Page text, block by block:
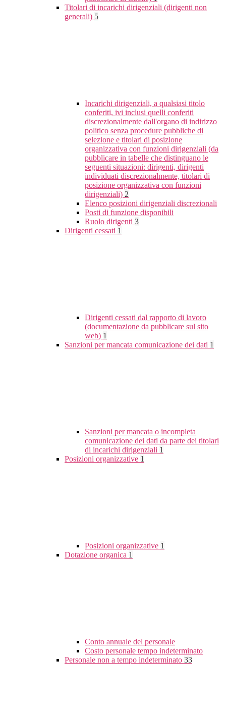
Titolari di incarichi dirigenziali (dirigenti non
generali) 5
Incarichi dirigenziali, a qualsiasi titolo
conferiti, ivi inclusi quelli conferiti
discrezionalmente dall'organo di indirizzo
politico senza procedure pubbliche di
selezione e titolari di posizione
organizzativa con funzioni dirigenziali (da
pubblicare in tabelle che distinguano le
seguenti situazioni: dirigenti, dirigenti
individuati discrezionalmente, titolari di
posizione organizzativa con funzioni
dirigenziali) 2
Elenco posizioni dirigenziali discrezionali
Posti di funzione disponibili
Ruolo dirigenti 3
Dirigenti cessati 1
Dirigenti cessati dal rapporto di lavoro
(documentazione da pubblicare sul sito
web) 1
Sanzioni per mancata comunicazione dei dati 1
Sanzioni per mancata o incompleta
comunicazione dei dati da parte dei titolari
di incarichi dirigenziali 1
Posizioni organizzative 1
Posizioni organizzative 1
Dotazione organica 1
Conto annuale del personale
Costo personale tempo indeterminato
Personale non a tempo indeterminato 33